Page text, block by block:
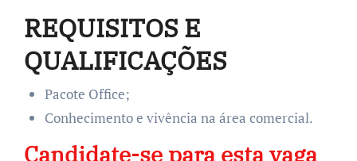
REQUISITOS E
QUALIFICAÇÕES
Pacote Office;
Conhecimento e vivência na área comercial.
Candidate-se para esta vaga